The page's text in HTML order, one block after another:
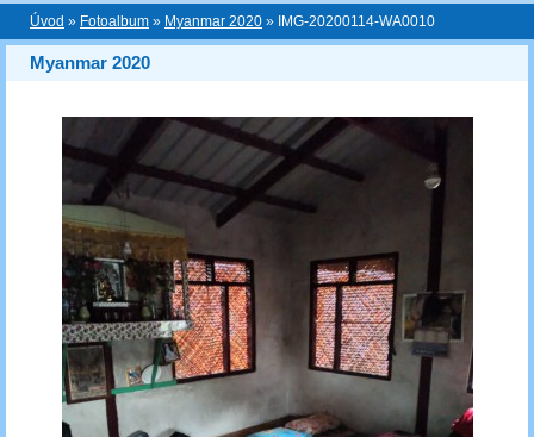
Úvod » Fotoalbum » Myanmar 2020 » IMG-20200114-WA0010
Myanmar 2020